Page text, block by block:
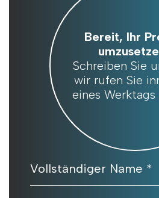
Vollständiger Name *
Bereit, Ihr
Schreiben Sie
wir rufen Sie
eines Werktags